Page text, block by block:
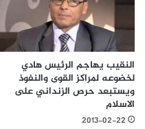
النقيب يهاجم الرئيس هادي
لخضوعه لمراكز القوى والنفوذ
ويستبعد حرص الزنداني على
الاسلام
2013-02-22